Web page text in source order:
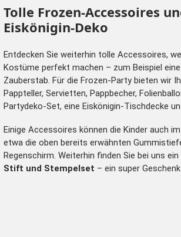
Tolle Frozen-Accessoires
Eiskönigin-Deko
Entdecken Sie weiterhin tolle Accessoires,
Kostüme perfekt machen – zum Beispiel
Zauberstab. Für die Frozen-Party bieten wir
Pappteller, Servietten, Pappbecher,
Partydeko-Set, eine Eiskönigin-Tischdecke
Einige Accessoires können die Kinder auch
etwa die oben bereits erwähnten
Regenschirm. Weiterhin finden Sie bei uns ein
Stift und Stempelset – ein super